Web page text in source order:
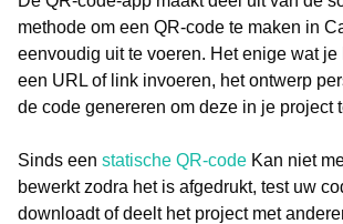
methode om een QR-code te maken in
eenvoudig uit te voeren. Het enige wat je
een URL of link invoeren, het ontwerp
de code genereren om deze in je project
Sinds een statische QR-code Kan niet
bewerkt zodra het is afgedrukt, test uw
downloadt of deelt het project met